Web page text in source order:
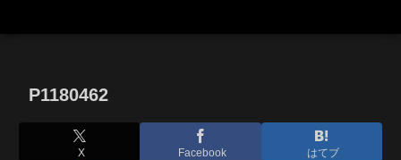
P1180462
X Facebook はてブ